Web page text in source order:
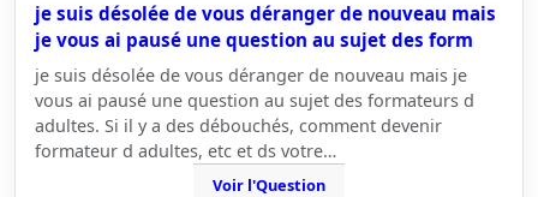
je suis désolée de vous déranger de nouveau mais
je vous ai pausé une question au sujet des form
je suis désolée de vous déranger de nouveau mais je
vous ai pausé une question au sujet des formateurs d
adultes. Si il y a des débouchés, comment devenir
formateur d adultes, etc et ds votre…
Voir l'Question